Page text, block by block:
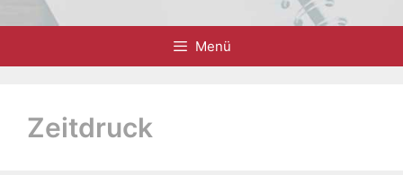
Menü
Zeitdruck